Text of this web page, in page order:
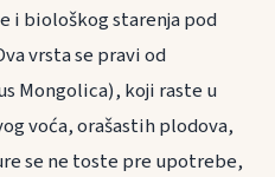
i biološkog starenja pod
vrsta se pravi od
Mongolica), koji raste u
voća, orašastih plodova,
se ne toste pre upotrebe,